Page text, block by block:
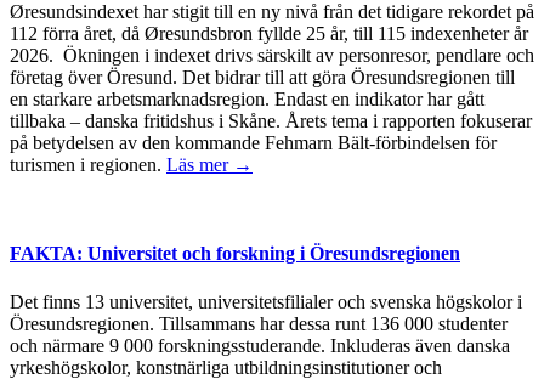
Øresundsindexet har stigit till en ny nivå från det tidigare rekordet på
112 förra året, då Øresundsbron fyllde 25 år, till 115 indexenheter år
2026. Ökningen i indexet drivs särskilt av personresor, pendlare och
företag över Öresund. Det bidrar till att göra Öresundsregionen till
en starkare arbetsmarknadsregion. Endast en indikator har gått
tillbaka – danska fritidshus i Skåne. Årets tema i rapporten fokuserar
på betydelsen av den kommande Fehmarn Bält-förbindelsen för
turismen i regionen. Läs mer →
FAKTA: Universitet och forskning i Öresundsregionen
Det finns 13 universitet, universitetsfilialer och svenska högskolor i
Öresundsregionen. Tillsammans har dessa runt 136 000 studenter
och närmare 9 000 forskningsstuderande. Inkluderas även danska
yrkeshögskolor, konstnärliga utbildningsinstitutioner och